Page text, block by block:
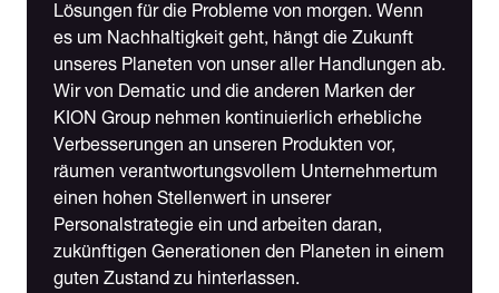
es um Nachhaltigkeit geht, hängt die Zukunft
unseres Planeten von unser aller Handlungen ab.
Wir von Dematic und die anderen Marken der
KION Group nehmen kontinuierlich erhebliche
Verbesserungen an unseren Produkten vor,
räumen verantwortungsvollem Unternehmertum
einen hohen Stellenwert in unserer
Personalstrategie ein und arbeiten daran,
zukünftigen Generationen den Planeten in einem
guten Zustand zu hinterlassen.